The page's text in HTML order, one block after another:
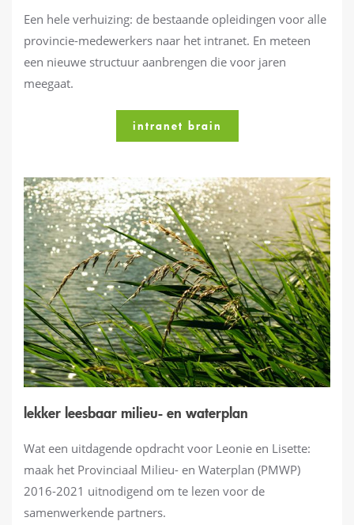
Een hele verhuizing: de bestaande opleidingen voor alle
provincie-medewerkers naar het intranet. En meteen
een nieuwe structuur aanbrengen die voor jaren
meegaat.
intranet brain
lekker leesbaar milieu- en waterplan
Wat een uitdagende opdracht voor Leonie en Lisette:
maak het Provinciaal Milieu- en Waterplan (PMWP)
2016-2021 uitnodigend om te lezen voor de
samenwerkende partners.